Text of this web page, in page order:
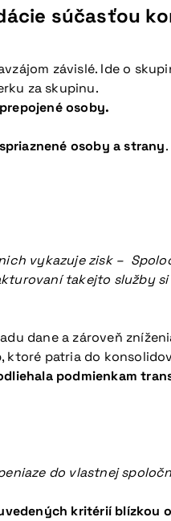
súčasťou
závislé. Ide o
za skupinu.
osoby.
osoby a strany.
vykazuje zisk –
takejto služby
dane a zároveň
ktoré patria do
podmienkam
do vlastnej
kritérií